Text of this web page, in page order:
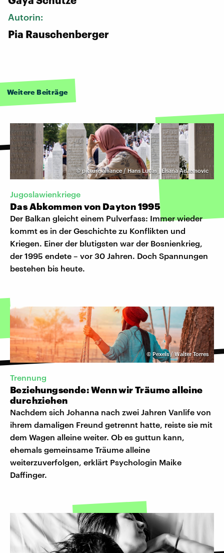
Autorin:
Pia Rauschenberger
Weitere Beiträge
©picture alliance / Hans Lucas | Elsana Adzemovic
Jugoslawienkriege
Das Abkommen von Dayton 1995
Der Balkan gleicht einem Pulverfass: Immer wieder
kommt es in der Geschichte zu Konflikten und
Kriegen. Einer der blutigsten war der Bosnienkrieg,
der 1995 endete – vor 30 Jahren. Doch Spannungen
bestehen bis heute.
©Pexels / Walter Torres
Trennung
Beziehungsende: Wenn wir Träume alleine
durchziehen
Nachdem sich Johanna nach zwei Jahren Vanlife von
ihrem damaligen Freund getrennt hatte, reiste sie mit
dem Wagen alleine weiter. Ob es guttun kann,
ehemals gemeinsame Träume alleine
weiterzuverfolgen, erklärt Psychologin Maike
Daffinger.